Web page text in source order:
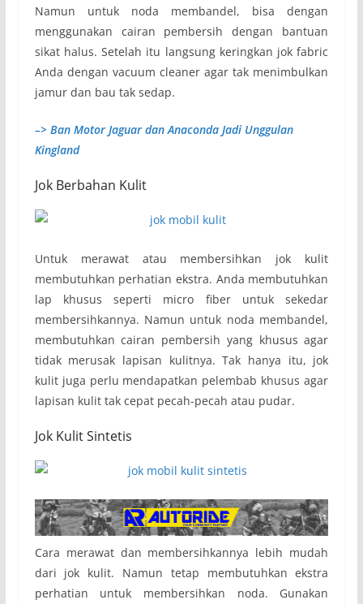
Namun untuk noda membandel, bisa dengan
menggunakan cairan pembersih dengan bantuan
sikat halus. Setelah itu langsung keringkan jok fabric
Anda dengan vacuum cleaner agar tak menimbulkan
jamur dan bau tak sedap.
–> Ban Motor Jaguar dan Anaconda Jadi Unggulan
Kingland
Jok Berbahan Kulit
Untuk merawat atau membersihkan jok kulit
membutuhkan perhatian ekstra. Anda membutuhkan
lap khusus seperti micro fiber untuk sekedar
membersihkannya. Namun untuk noda membandel,
membutuhkan cairan pembersih yang khusus agar
tidak merusak lapisan kulitnya. Tak hanya itu, jok
kulit juga perlu mendapatkan pelembab khusus agar
lapisan kulit tak cepat pecah-pecah atau pudar.
Jok Kulit Sintetis
Cara merawat dan membersihkannya lebih mudah
dari jok kulit. Namun tetap membutuhkan ekstra
perhatian untuk membersihkan noda. Gunakan